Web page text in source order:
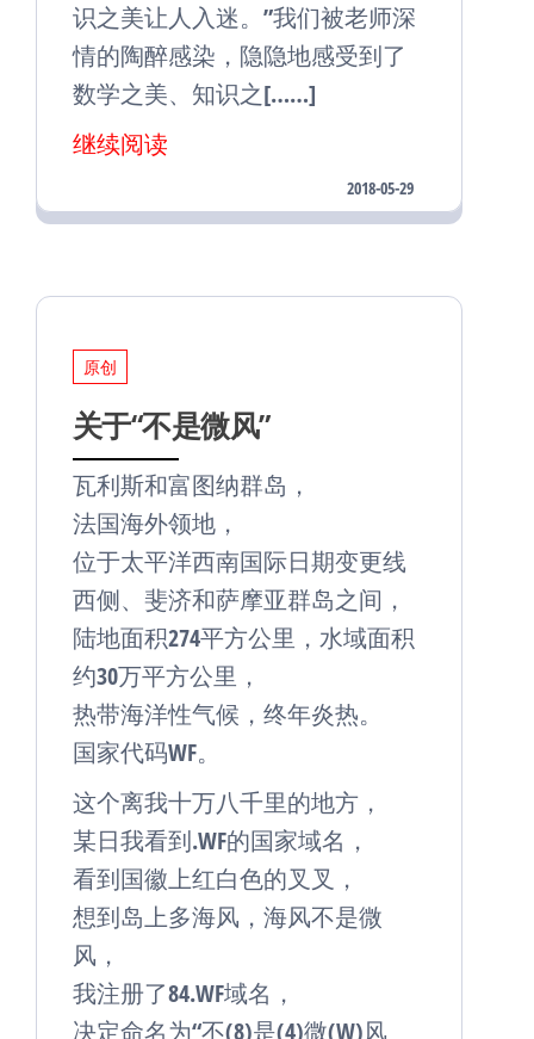
识之美让人入迷。”我们被老师深
情的陶醉感染，隐隐地感受到了
数学之美、知识之[……]
继续阅读
2018-05-29
原创
关于“不是微风”
瓦利斯和富图纳群岛，
法国海外领地，
位于太平洋西南国际日期变更线
西侧、斐济和萨摩亚群岛之间，
陆地面积274平方公里，水域面积
约30万平方公里，
热带海洋性气候，终年炎热。
国家代码WF。
这个离我十万八千里的地方，
某日我看到.WF的国家域名，
看到国徽上红白色的叉叉，
想到岛上多海风，海风不是微
风，
我注册了84.WF域名，
决定命名为“不(8)是(4)微(W)风